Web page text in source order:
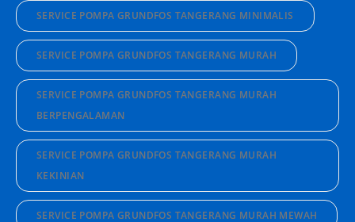
SERVICE POMPA GRUNDFOS TANGERANG MINIMALIS
SERVICE POMPA GRUNDFOS TANGERANG MURAH
SERVICE POMPA GRUNDFOS TANGERANG MURAH
BERPENGALAMAN
SERVICE POMPA GRUNDFOS TANGERANG MURAH
KEKINIAN
SERVICE POMPA GRUNDFOS TANGERANG MURAH MEWAH